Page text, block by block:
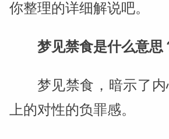
你整理的详细解说吧。
梦见禁食是什么意思
梦见禁食，暗示了
上的对性的负罪感。